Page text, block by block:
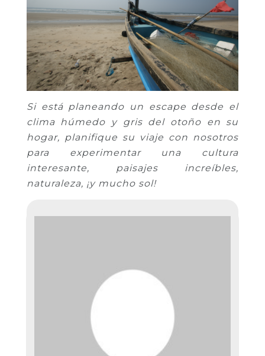
Si está planeando un escape desde el
clima húmedo y gris del otoño en su
hogar, planifique su viaje con nosotros
para experimentar una cultura
interesante, paisajes increíbles,
naturaleza, ¡y mucho sol!